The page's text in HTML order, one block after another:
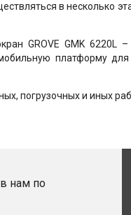
в несколько
GROVE GMK
платформу
погрузочных и иных
нам по